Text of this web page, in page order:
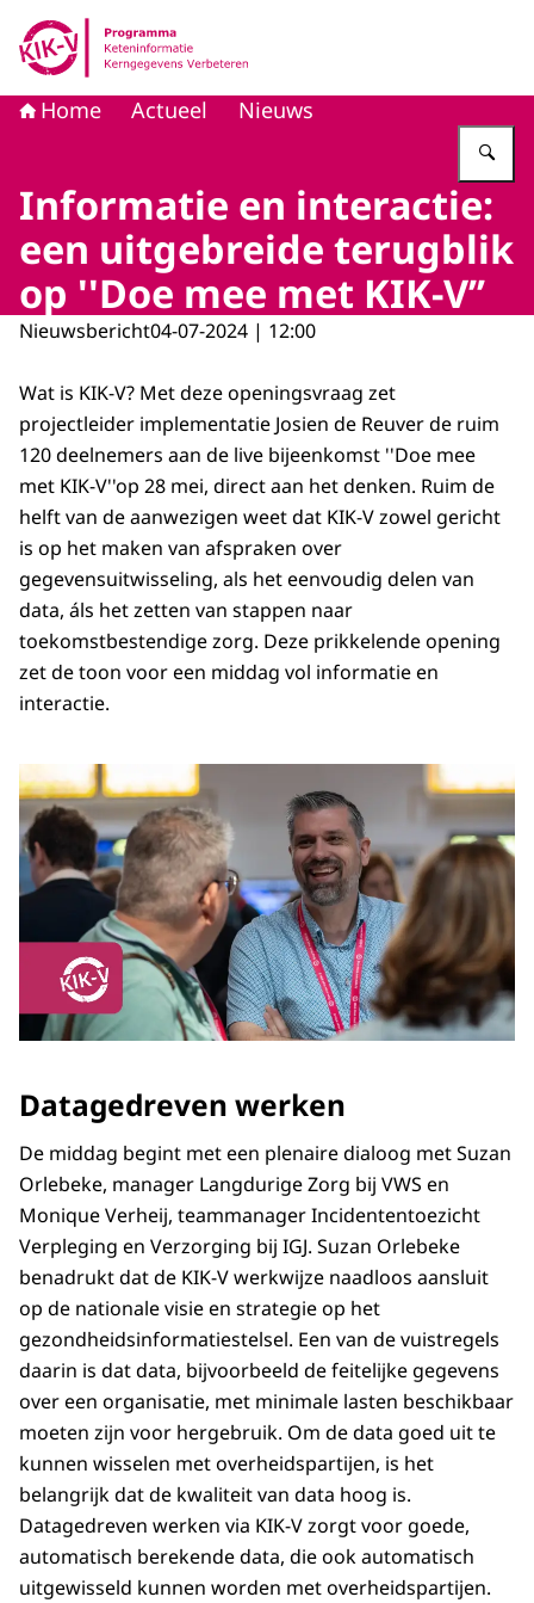
Naar de homepage van KIK-V
Home Actueel Nieuws
Informatie en interactie:
een uitgebreide terugblik
op ''Doe mee met KIK-V’’
Nieuwsbericht04-07-2024 | 12:00
Wat is KIK-V? Met deze openingsvraag zet
projectleider implementatie Josien de Reuver de ruim
120 deelnemers aan de live bijeenkomst ''Doe mee
met KIK-V''op 28 mei, direct aan het denken. Ruim de
helft van de aanwezigen weet dat KIK-V zowel gericht
is op het maken van afspraken over
gegevensuitwisseling, als het eenvoudig delen van
data, áls het zetten van stappen naar
toekomstbestendige zorg. Deze prikkelende opening
zet de toon voor een middag vol informatie en
interactie.
Datagedreven werken
De middag begint met een plenaire dialoog met Suzan
Orlebeke, manager Langdurige Zorg bij VWS en
Monique Verheij, teammanager Incidententoezicht
Verpleging en Verzorging bij IGJ. Suzan Orlebeke
benadrukt dat de KIK-V werkwijze naadloos aansluit
op de nationale visie en strategie op het
gezondheidsinformatiestelsel. Een van de vuistregels
daarin is dat data, bijvoorbeeld de feitelijke gegevens
over een organisatie, met minimale lasten beschikbaar
moeten zijn voor hergebruik. Om de data goed uit te
kunnen wisselen met overheidspartijen, is het
belangrijk dat de kwaliteit van data hoog is.
Datagedreven werken via KIK-V zorgt voor goede,
automatisch berekende data, die ook automatisch
uitgewisseld kunnen worden met overheidspartijen.